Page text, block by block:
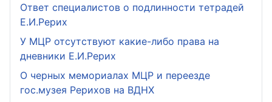
Ответ специалистов о подлинности тетрадей
Е.И.Рерих
У МЦР отсутствуют какие-либо права на
дневники Е.И.Рерих
О черных мемориалах МЦР и переезде
гос.музея Рерихов на ВДНХ